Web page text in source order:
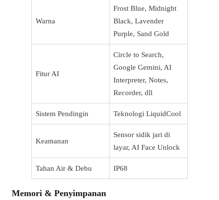
Warna
Frost Blue, Midnight
Black, Lavender
Purple, Sand Gold
Fitur AI
Circle to Search,
Google Gemini, AI
Interpreter, Notes,
Recorder, dll
Sistem Pendingin Teknologi LiquidCool
Keamanan
Sensor sidik jari di
layar, AI Face Unlock
Tahan Air & Debu IP68
Memori & Penyimpanan